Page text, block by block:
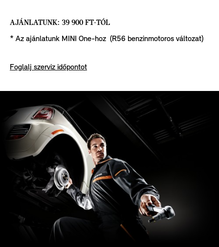
AJÁNLATUNK: 39 900 FT-TÓL
* Az ajánlatunk MINI One-hoz (R56 benzinmotoros változat)
Foglalj szerviz időpontot